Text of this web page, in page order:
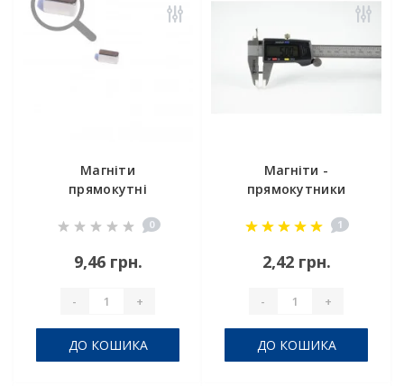
Магніти
прямокутні
0
9,46 грн.
- +
ДО КОШИКА
Магніти -
прямокутники
1
2,42 грн.
- +
ДО КОШИКА